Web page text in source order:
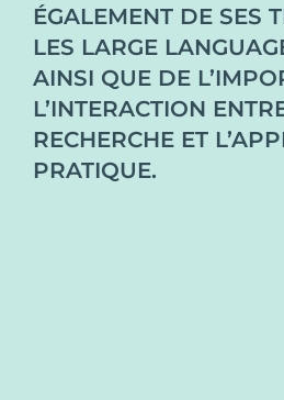
ÉGALEMENT DE SES
LES LARGE
AINSI QUE DE
L’INTERACTION
RECHERCHE ET
PRATIQUE.